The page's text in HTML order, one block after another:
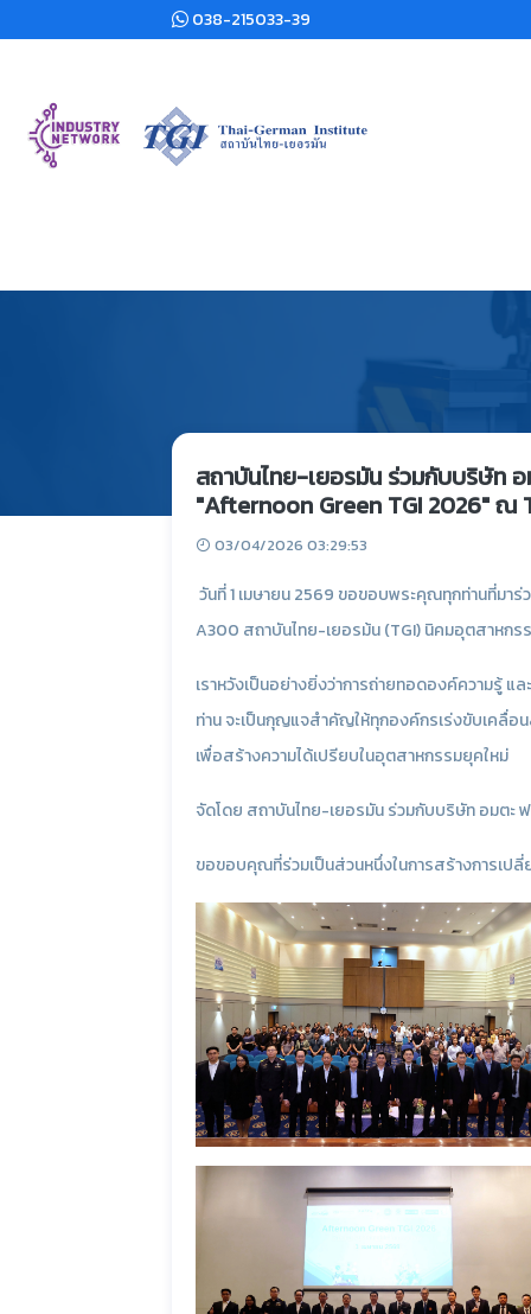
038-215033-39
สถาบันไทย-เยอรมัน ร่วมกับบริษัท
"Afternoon Green TGI 2026" ณ
03/04/2026 03:29:53
วันที่ 1 เมษายน 2569 ขอขอบพระคุณทุกท่านที่มา
A300 สถาบันไทย-เยอรม้น (TGI) นิคมอุตสาหกร
เราหวังเป็นอย่างยิ่งว่าการถ่ายทอดองค์ความรู้ แ
ท่าน จะเป็นกุญแจสำคัญให้ทุกองค์กรเร่งขับเคลื่อ
เพื่อสร้างความได้เปรียบในอุตสาหกรรมยุคใหม่
จัดโดย สถาบันไทย-เยอรมัน ร่วมกับบริษัท อมตะ
ขอขอบคุณที่ร่วมเป็นส่วนหนึ่งในการสร้างการเป